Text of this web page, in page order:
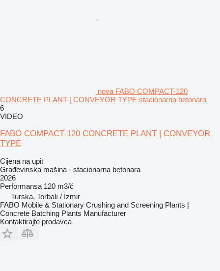
nova FABO COMPACT-120
CONCRETE PLANT | CONVEYOR TYPE stacionarna betonara
6
VIDEO
FABO COMPACT-120 CONCRETE PLANT | CONVEYOR
TYPE
Cijena na upit
Građevinska mašina - stacionarna betonara
2026
Performansa 120 m3/č
Turska, Torbalı / İzmir
FABO Mobile & Stationary Crushing and Screening Plants |
Concrete Batching Plants Manufacturer
Kontaktirajte prodavca